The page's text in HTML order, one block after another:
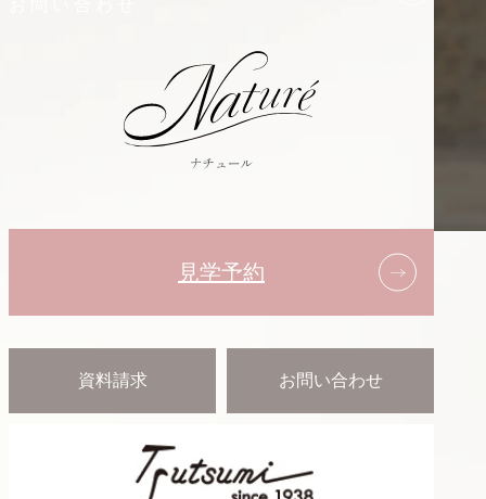
見学予約
資料請求 お問い合わせ